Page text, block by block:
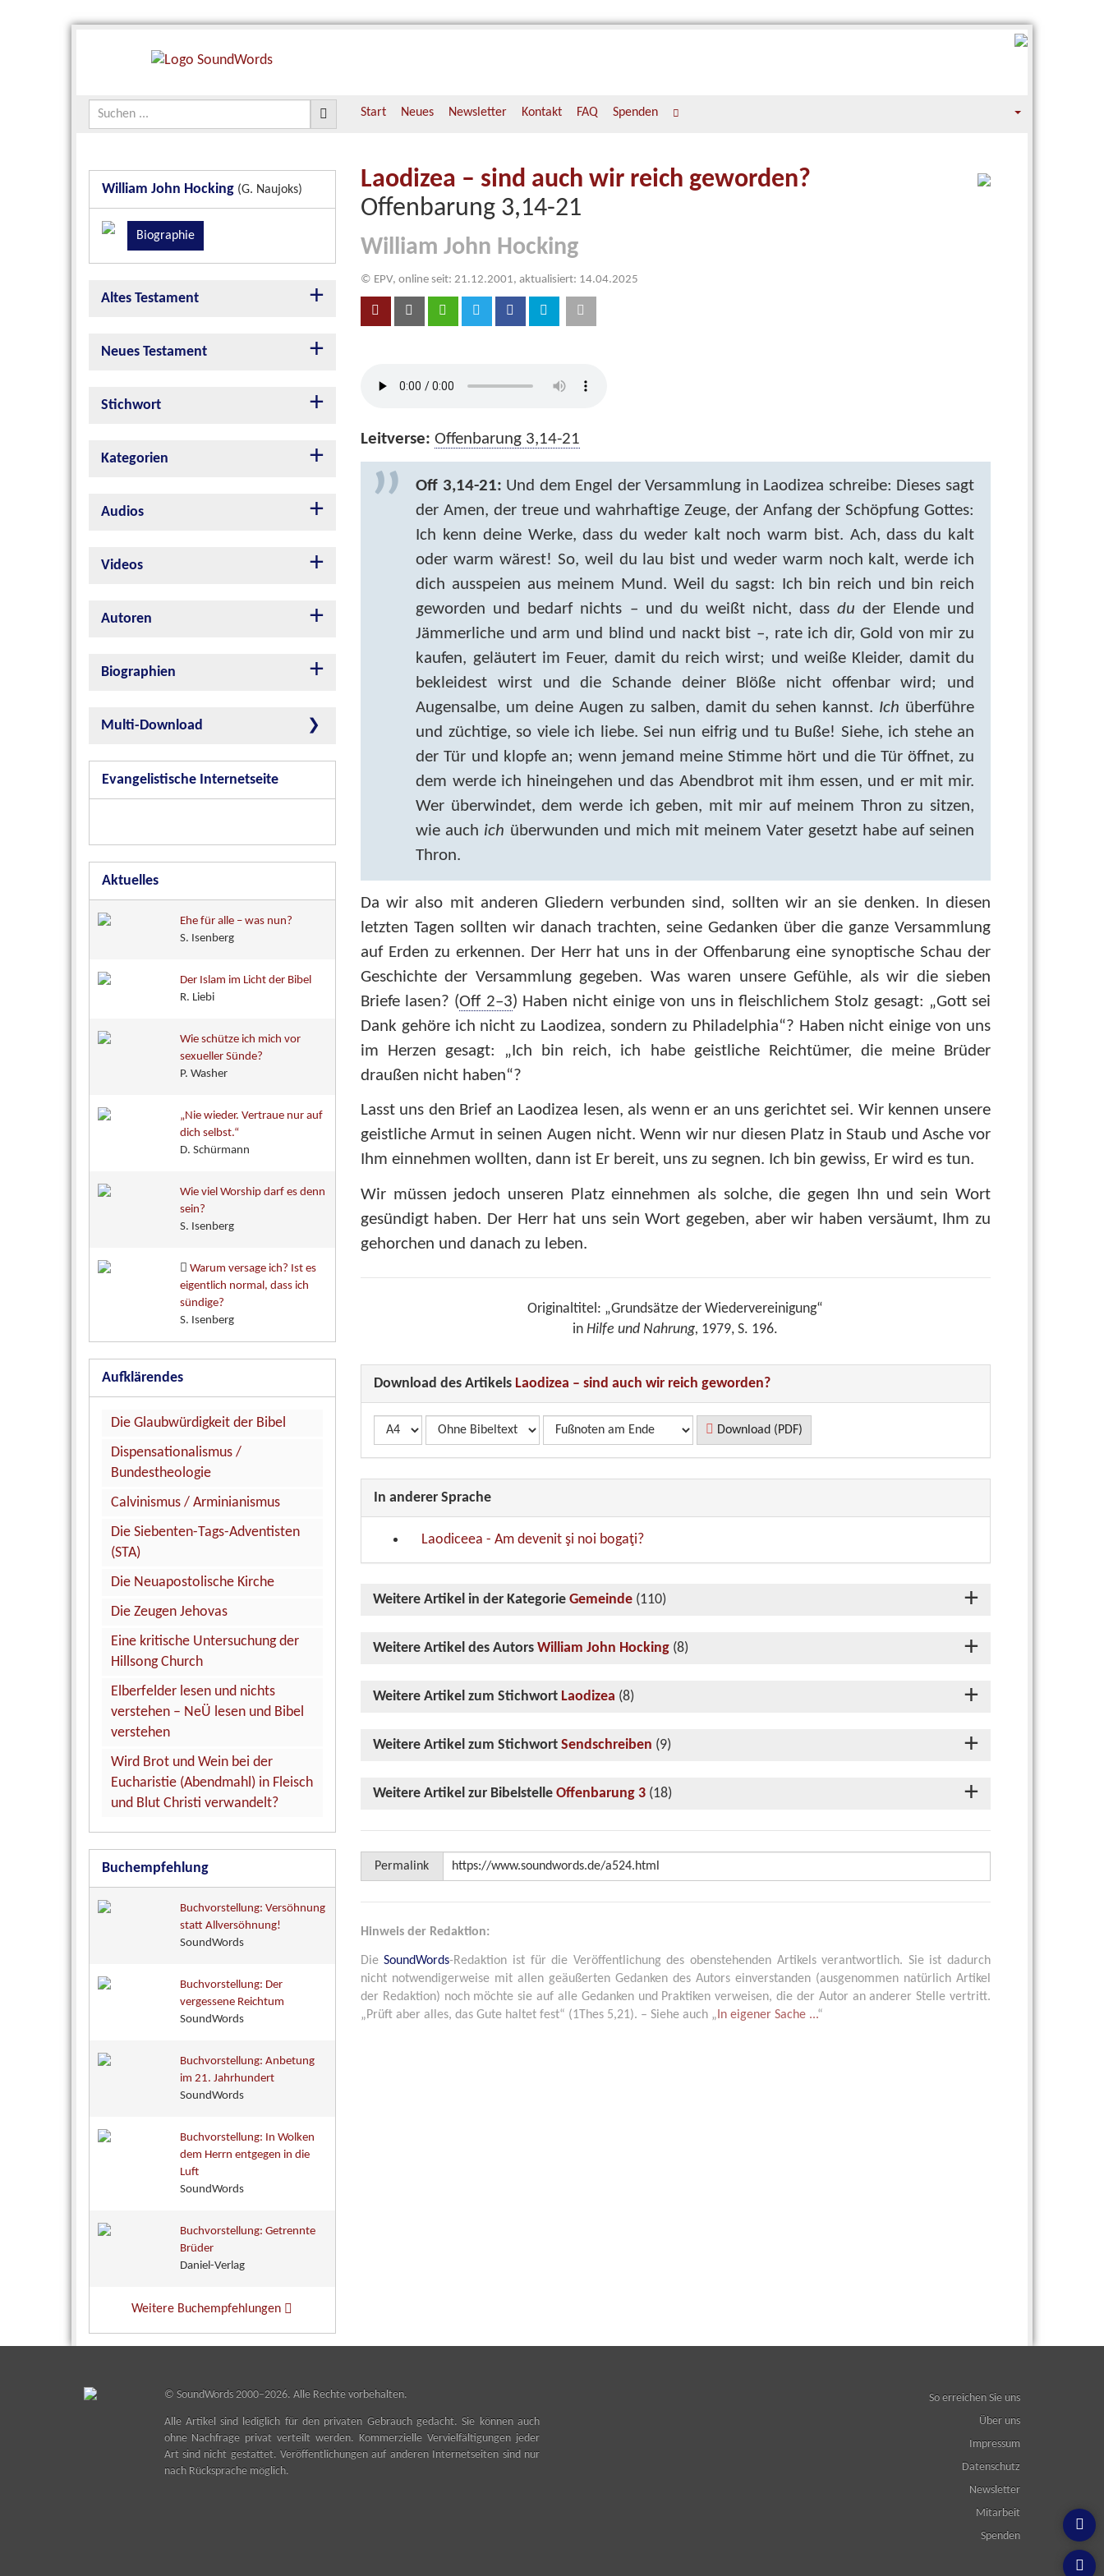
Start Neues Newsletter Kontakt FAQ Spenden
William John Hocking (G. Naujoks)
Biographie
Altes Testament
Neues Testament
Stichwort
Kategorien
Audios
Videos
Autoren
Biographien
Multi-Download
Evangelistische Internetseite
Aktuelles
Ehe für alle – was nun?
S. Isenberg
Der Islam im Licht der Bibel
R. Liebi
Wie schütze ich mich vor
sexueller Sünde?
P. Washer
„Nie wieder. Vertraue nur auf
dich selbst.“
D. Schürmann
Wie viel Worship darf es denn
sein?
S. Isenberg
Warum versage ich? Ist es
eigentlich normal, dass ich
sündige?
S. Isenberg
Aufklärendes
Die Glaubwürdigkeit der Bibel
Dispensationalismus /
Bundestheologie
Calvinismus / Arminianismus
Die Siebenten-Tags-Adventisten
(STA)
Die Neuapostolische Kirche
Die Zeugen Jehovas
Eine kritische Untersuchung der
Hillsong Church
Elberfelder lesen und nichts
verstehen – NeÜ lesen und Bibel
verstehen
Wird Brot und Wein bei der
Eucharistie (Abendmahl) in Fleisch
und Blut Christi verwandelt?
Buchempfehlung
Buchvorstellung: Versöhnung
statt Allversöhnung!
SoundWords
Buchvorstellung: Der
vergessene Reichtum
SoundWords
Buchvorstellung: Anbetung
im 21. Jahrhundert
SoundWords
Buchvorstellung: In Wolken
dem Herrn entgegen in die
Luft
SoundWords
Buchvorstellung: Getrennte
Brüder
Daniel-Verlag
Weitere Buchempfehlungen
Laodizea – sind auch wir reich geworden?
Offenbarung 3,14-21
William John Hocking
© EPV, online seit: 21.12.2001, aktualisiert: 14.04.2025
Leitverse: Offenbarung 3,14-21
Off 3,14-21: Und dem Engel der Versammlung in Laodizea schreibe: Dieses sagt
der Amen, der treue und wahrhaftige Zeuge, der Anfang der Schöpfung Gottes:
Ich kenn deine Werke, dass du weder kalt noch warm bist. Ach, dass du kalt
oder warm wärest! So, weil du lau bist und weder warm noch kalt, werde ich
dich ausspeien aus meinem Mund. Weil du sagst: Ich bin reich und bin reich
geworden und bedarf nichts – und du weißt nicht, dass du der Elende und
Jämmerliche und arm und blind und nackt bist –, rate ich dir, Gold von mir zu
kaufen, geläutert im Feuer, damit du reich wirst; und weiße Kleider, damit du
bekleidest wirst und die Schande deiner Blöße nicht offenbar wird; und
Augensalbe, um deine Augen zu salben, damit du sehen kannst. Ich überführe
und züchtige, so viele ich liebe. Sei nun eifrig und tu Buße! Siehe, ich stehe an
der Tür und klopfe an; wenn jemand meine Stimme hört und die Tür öffnet, zu
dem werde ich hineingehen und das Abendbrot mit ihm essen, und er mit mir.
Wer überwindet, dem werde ich geben, mit mir auf meinem Thron zu sitzen,
wie auch ich überwunden und mich mit meinem Vater gesetzt habe auf seinen
Thron.
Da wir also mit anderen Gliedern verbunden sind, sollten wir an sie denken. In diesen
letzten Tagen sollten wir danach trachten, seine Gedanken über die ganze Versammlung
auf Erden zu erkennen. Der Herr hat uns in der Offenbarung eine synoptische Schau der
Geschichte der Versammlung gegeben. Was waren unsere Gefühle, als wir die sieben
Briefe lasen? (Off 2–3) Haben nicht einige von uns in fleischlichem Stolz gesagt: „Gott sei
Dank gehöre ich nicht zu Laodizea, sondern zu Philadelphia“? Haben nicht einige von uns
im Herzen gesagt: „Ich bin reich, ich habe geistliche Reichtümer, die meine Brüder
draußen nicht haben“?
Lasst uns den Brief an Laodizea lesen, als wenn er an uns gerichtet sei. Wir kennen unsere
geistliche Armut in seinen Augen nicht. Wenn wir nur diesen Platz in Staub und Asche vor
Ihm einnehmen wollten, dann ist Er bereit, uns zu segnen. Ich bin gewiss, Er wird es tun.
Wir müssen jedoch unseren Platz einnehmen als solche, die gegen Ihn und sein Wort
gesündigt haben. Der Herr hat uns sein Wort gegeben, aber wir haben versäumt, Ihm zu
gehorchen und danach zu leben.
Originaltitel: „Grundsätze der Wiedervereinigung“
inHilfe und Nahrung, 1979, S. 196.
Download des Artikels Laodizea – sind auch wir reich geworden?
Download (PDF)
In anderer Sprache
Laodiceea - Am devenit şi noi bogaţi?
Weitere Artikel in der Kategorie Gemeinde (110)
Weitere Artikel des Autors William John Hocking (8)
Weitere Artikel zum Stichwort Laodizea (8)
Weitere Artikel zum Stichwort Sendschreiben (9)
Weitere Artikel zur Bibelstelle Offenbarung 3 (18)
Permalink
Hinweis der Redaktion:
DieSoundWords-Redaktion ist für die Veröffentlichung des obenstehenden Artikels verantwortlich. Sie ist dadurch
nicht notwendigerweise mit allen geäußerten Gedanken des Autors einverstanden (ausgenommen natürlich Artikel
der Redaktion) noch möchte sie auf alle Gedanken und Praktiken verweisen, die der Autor an anderer Stelle vertritt.
„Prüft aber alles, das Gute haltet fest“ (1Thes 5,21). – Siehe auch „ In eigener Sache ...“
© SoundWords2000–2026. Alle Rechte vorbehalten.
Alle Artikel sind lediglich für den privaten Gebrauch gedacht. Sie können auch
ohne Nachfrage privat verteilt werden. Kommerzielle Vervielfältigungen jeder
Art sind nicht gestattet. Veröffentlichungen auf anderen Internetseiten sind nur
nach Rücksprache möglich.
So erreichen Sie uns
Über uns
Impressum
Datenschutz
Newsletter
Mitarbeit
Spenden